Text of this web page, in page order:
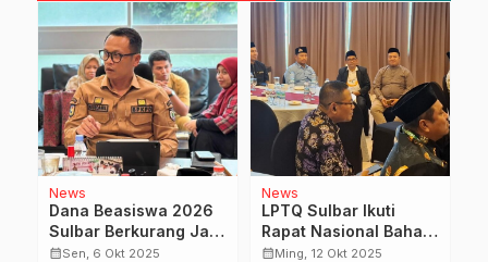
News
Dana Beasiswa 2026
Sulbar Berkurang Jadi
Rp10 Miliar, Pemkesra
calendar_monthSen, 6 Okt 2025
News
LPTQ Sulbar Ikuti
Rapat Nasional Bahas
Penyatuan STQH dan
calendar_monthMing, 12 Okt 2025